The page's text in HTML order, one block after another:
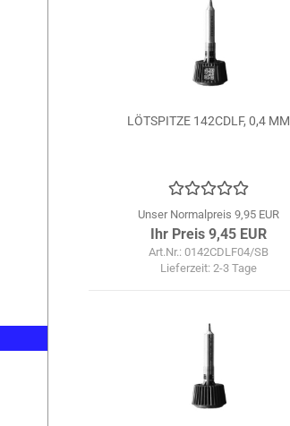
LÖTSPITZE 142CDLF, 0,4 MM
Unser Normalpreis 9,95 EUR
Ihr Preis 9,45 EUR
Art.Nr.: 0142CDLF04/SB
Lieferzeit:2-3 Tage